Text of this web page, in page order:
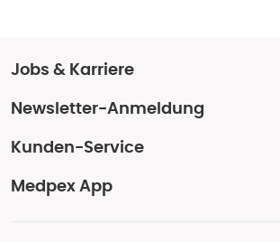
Jobs & Karriere
Newsletter-Anmeldung
Kunden-Service
Medpex App